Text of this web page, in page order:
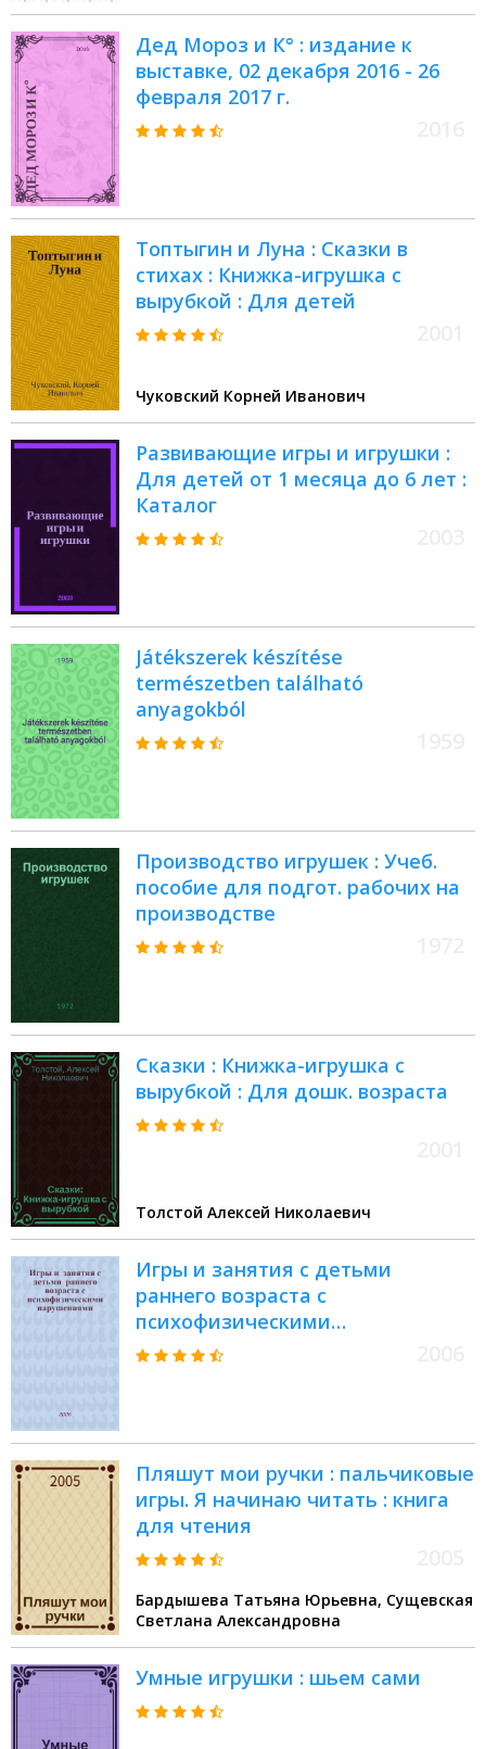
Дед Мороз и К° : издание к
выставке, 02 декабря 2016 - 26
февраля 2017 г.
Топтыгин и Луна : Сказки в
стихах : Книжка-игрушка с
вырубкой : Для детей
Чуковский Корней Иванович
Развивающие игры и игрушки :
Для детей от 1 месяца до 6 лет :
Каталог
Játékszerek készítése
természetben található
anyagokból
Производство игрушек : Учеб.
пособие для подгот. рабочих на
производстве
Сказки : Книжка-игрушка с
вырубкой : Для дошк. возраста
Толстой Алексей Николаевич
Игры и занятия с детьми
раннего возраста с
психофизическими
нарушениями : методическое
Пляшут мои ручки : пальчиковые
игры. Я начинаю читать : книга
для чтения
Бардышева Татьяна Юрьевна, Сущевская
Светлана Александровна
Умные игрушки : шьем сами